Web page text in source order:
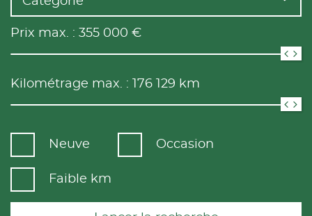
Prix max. : 355 000 €
Kilométrage max. : 176 129 km
Neuve Occasion
Faible km